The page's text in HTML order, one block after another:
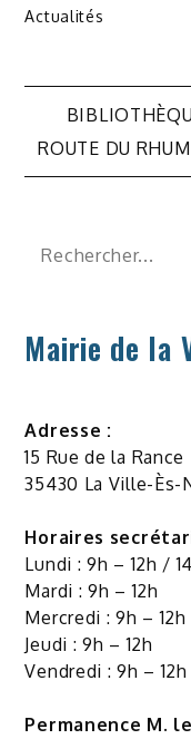
Actualités
Navigation
de
ROUTE DU
Rechercher
Mairie de la
Adresse :
15 Rue de la Rance
35430 La Ville-Ès-
Horaires
Lundi : 9h – 12h /
Mardi : 9h – 12h
Mercredi : 9h – 12h
Jeudi : 9h – 12h
Vendredi : 9h –
Permanence M.